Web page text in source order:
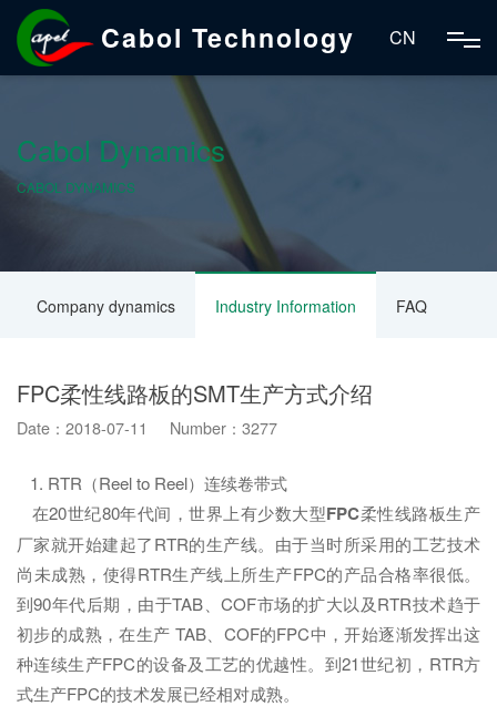
Cabol Technology CN
Cabol Dynamics
CABOL DYNAMICS
Company dynamics Industry Information FAQ
FPC柔性线路板的SMT生产方式介绍
Date：2018-07-11 Number：3277
1. RTR（Reel to Reel）连续卷带式
在20世纪80年代间，世界上有少数大型FPC柔性线路板生产
厂家就开始建起了RTR的生产线。由于当时所采用的工艺技术
尚未成熟，使得RTR生产线上所生产FPC的产品合格率很低。
到90年代后期，由于TAB、COF市场的扩大以及RTR技术趋于
初步的成熟，在生产 TAB、COF的FPC中，开始逐渐发挥出这
种连续生产FPC的设备及工艺的优越性。到21世纪初，RTR方
式生产FPC的技术发展已经相对成熟。